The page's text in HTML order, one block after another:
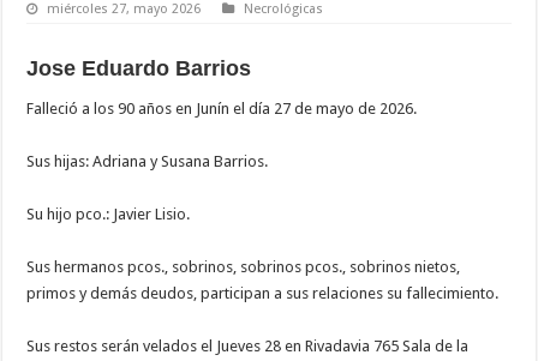
miércoles 27, mayo 2026 Necrológicas
Jose Eduardo Barrios
Falleció a los 90 años en Junín el día 27 de mayo de 2026.
Sus hijas: Adriana y Susana Barrios.
Su hijo pco.: Javier Lisio.
Sus hermanos pcos., sobrinos, sobrinos pcos., sobrinos nietos,
primos y demás deudos, participan a sus relaciones su fallecimiento.
Sus restos serán velados el Jueves 28 en Rivadavia 765 Sala de la